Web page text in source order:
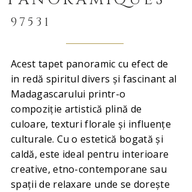
97531
Acest tapet panoramic cu efect de
in redă spiritul divers și fascinant al
Madagascarului printr-o
compoziție artistică plină de
culoare, texturi florale și influențe
culturale. Cu o estetică bogată și
caldă, este ideal pentru interioare
creative, etno-contemporane sau
spații de relaxare unde se dorește